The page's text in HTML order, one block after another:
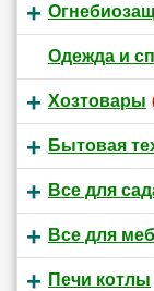
Одежда и
Хозтовары
Бытовая
Все для
Все для
Печи котлы